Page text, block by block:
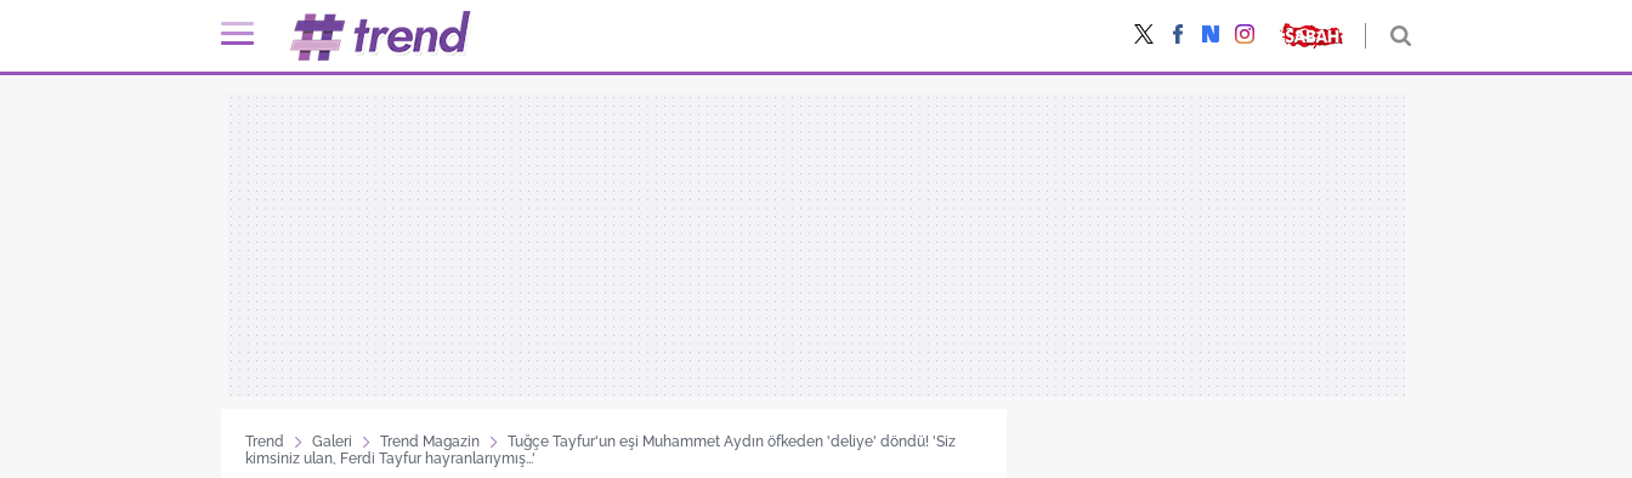
Trend Galeri Trend Magazin
Tuğçe Tayfur'un eşi Muhammet Aydın öfkeden 'deliye' döndü! 'Siz
kimsiniz ulan, Ferdi Tayfur hayranlarıymış...'